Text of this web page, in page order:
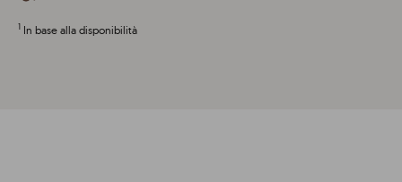
1 In base alla disponibilità